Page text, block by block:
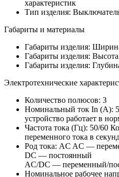
характеристик
Тип изделия:
Габариты и материалы
Габариты изделия:
Габариты изделия:
Габариты изделия:
Электротехнические
Количество полюсов: 3
Номинальный ток In (А):
устройство работает в
Частота тока (Гц): 50/60
переменного тока в
Род тока: AC AC —
DC — постоянный
AC/DC — переменный/
Номинальное рабочее